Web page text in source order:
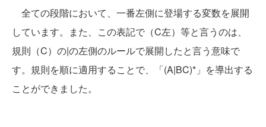
全ての段階において、一番左側に登場する変数を展開
しています。また、この表記で（C左）等と言うのは、
規則（C）の|の左側のルールで展開したと言う意味で
す。規則を順に適用することで、「(A|BC)*」を導出する
ことができました。